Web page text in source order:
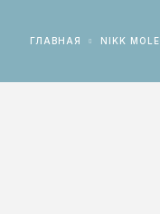
ГЛАВНАЯ NIKK MOLE